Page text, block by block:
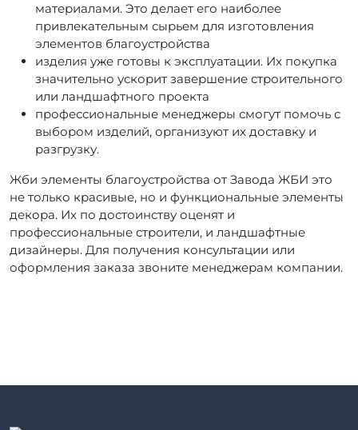
материалами. Это делает его наиболее
привлекательным сырьем для изготовления
элементов благоустройства
изделия уже готовы к эксплуатации. Их покупка
значительно ускорит завершение строительного
или ландшафтного проекта
профессиональные менеджеры смогут помочь с
выбором изделий, организуют их доставку и
разгрузку.
Жби элементы благоустройства от Завода ЖБИ это
не только красивые, но и функциональные элементы
декора. Их по достоинству оценят и
профессиональные строители, и ландшафтные
дизайнеры. Для получения консультации или
оформления заказа звоните менеджерам компании.